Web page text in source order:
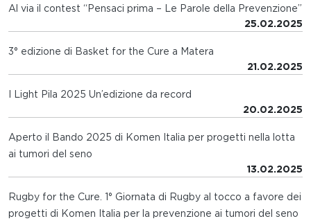
Al via il contest “Pensaci prima – Le Parole della Prevenzione”
25.02.2025
3° edizione di Basket for the Cure a Matera
21.02.2025
I Light Pila 2025 Un’edizione da record
20.02.2025
Aperto il Bando 2025 di Komen Italia per progetti nella lotta
ai tumori del seno
13.02.2025
Rugby for the Cure. 1° Giornata di Rugby al tocco a favore dei
progetti di Komen Italia per la prevenzione ai tumori del seno